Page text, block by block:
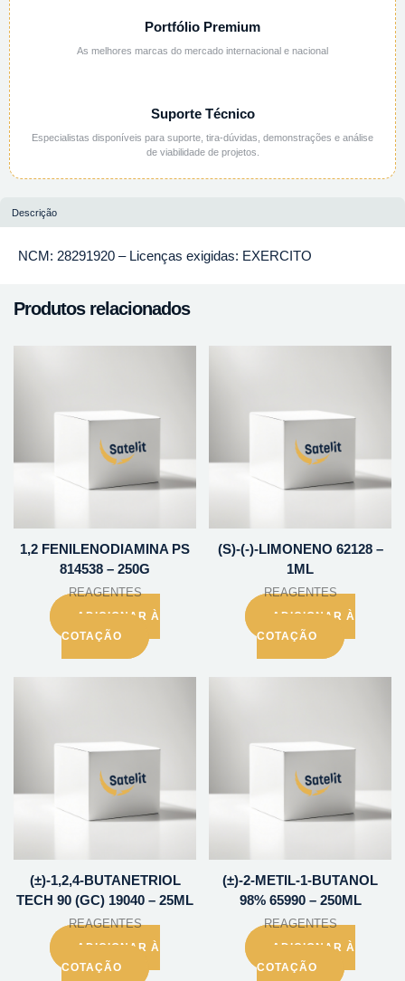
Portfólio Premium
As melhores marcas do mercado internacional e nacional
Suporte Técnico
Especialistas disponíveis para suporte, tira-dúvidas, demonstrações e análise
de viabilidade de projetos.
Descrição
NCM: 28291920 – Licenças exigidas: EXERCITO
Produtos relacionados
1,2 FENILENODIAMINA PS
814538 – 250G
REAGENTES
ADICIONAR À
COTAÇÃO
(S)-(-)-LIMONENO 62128 –
1ML
REAGENTES
ADICIONAR À
COTAÇÃO
(±)-1,2,4-BUTANETRIOL
TECH 90 (GC) 19040 – 25ML
REAGENTES
ADICIONAR À
COTAÇÃO
(±)-2-METIL-1-BUTANOL
98% 65990 – 250ML
REAGENTES
ADICIONAR À
COTAÇÃO